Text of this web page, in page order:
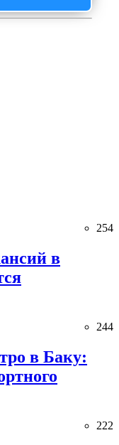
254
в
244
в Баку:
222